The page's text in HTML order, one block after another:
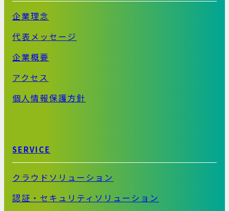
企業理念
代表メッセージ
企業概要
アクセス
個人情報保護方針
SERVICE
クラウドソリューション
認証・セキュリティソリューション